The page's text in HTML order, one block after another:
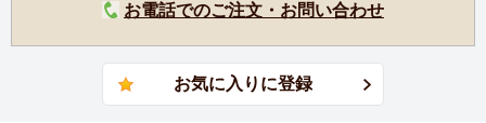
お電話でのご注文・お問い合わせ